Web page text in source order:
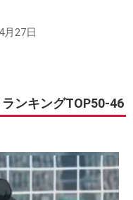
月27日
ンキングTOP50-46